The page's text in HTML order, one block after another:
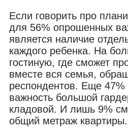
Если говорить про
для 56% опрошенных
является наличие
каждого ребенка. На
гостиную, где сможет
вместе вся семья,
респондентов. Еще 47%
важность большой
кладовой. И лишь 9%
общий метраж квартиры.